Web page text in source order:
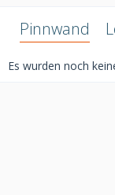
Pinnwand
Es wurden noch